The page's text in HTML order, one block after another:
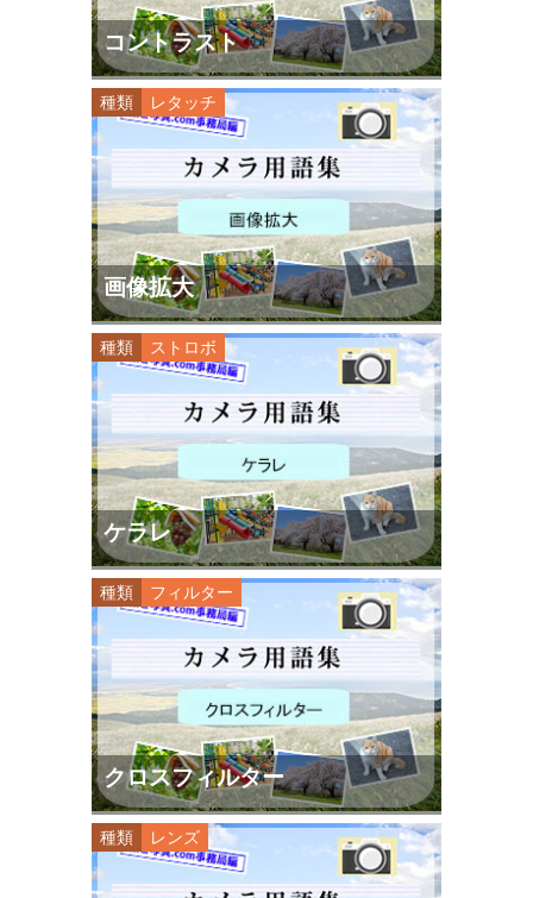
コントラスト
種類 レタッチ
画像拡大
種類 ストロボ
ケラレ
種類 フィルター
クロスフィルター
種類 レンズ